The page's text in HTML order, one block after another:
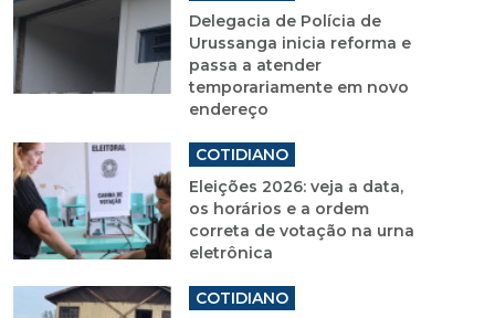
Delegacia de Polícia de
Urussanga inicia reforma e
passa a atender
temporariamente em novo
endereço
COTIDIANO
Eleições 2026: veja a data,
os horários e a ordem
correta de votação na urna
eletrônica
COTIDIANO